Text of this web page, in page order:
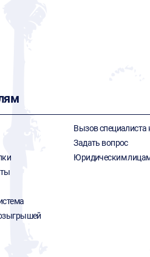
Вызов специалиста
Задать вопрос
Юридическим